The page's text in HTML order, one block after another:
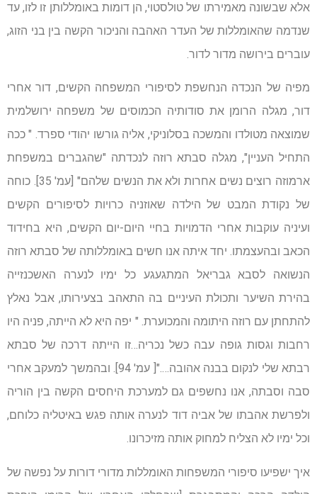
אלא שבשונה מאמירתו של טולסטוי, הן דומות באומללותן זו לזו, עד
שנדמה שהאומללות של העדר האהבה והניכור הקשה בין בני הזוג,
עוברים בירושה מדור לדור.
מפיה של הנכדה הנחשפת לסיפורי המשפחה הקשים, דור אחרי
דור, מגלה הרומן את סודותיה הכמוסים של משפחה ירושלמית
שמוצאה מטולדו והמשכה בסלוניקי, אליה גורשו יהודי ספרד. " ככה
התחיל העניין", מגלה סבתא רוזה לנכדתה "שהגברים במשפחת
ארמוזה רוצים נשים אחרות ולא את הנשים שלהם" [עמ' 35]. כוחה
של נקודת המבט של הילדה שאוזניה כרויות לסיפורים הקשים
ועיניה עוקבות אחרי הדמויות בחיי היום-יום הקשים, היא בחידוד
הכאב ובהעצמתו. יחד איתה אנו חשים באומללותה של סבתא רוזה
הנשואה לסבא גבריאל המתגעגע כל ימיו לנערה האשכנזייה
בהירת השיער ותכולת העיניים בה התאהב בצעירותו, אבל נאלץ
להתחתן עם רוזה היתומה והמכוערת. " יפה היא לא הייתה, פניה היו
רחבות וגסות גופה עבה כשל נכריה…זו הייתה דרכה של סבתא
רבתא שלי לנקום בבנה אהובה…."[ עמ' 94]. ובהמשך למעקב אחרי
סבה וסבתה, אנו נחשפים גם למערכת היחסים הקשה בין הוריה
ולפרשת אהבתו של אביה דוד לנערה אותה פגש באיטליה כלוחם,
וכל ימיו לא הצליח למחוק אותה מזיכרונו.
איך ישפיעו סיפורי המשפחות האומללות מדורי דורות על נפשה של